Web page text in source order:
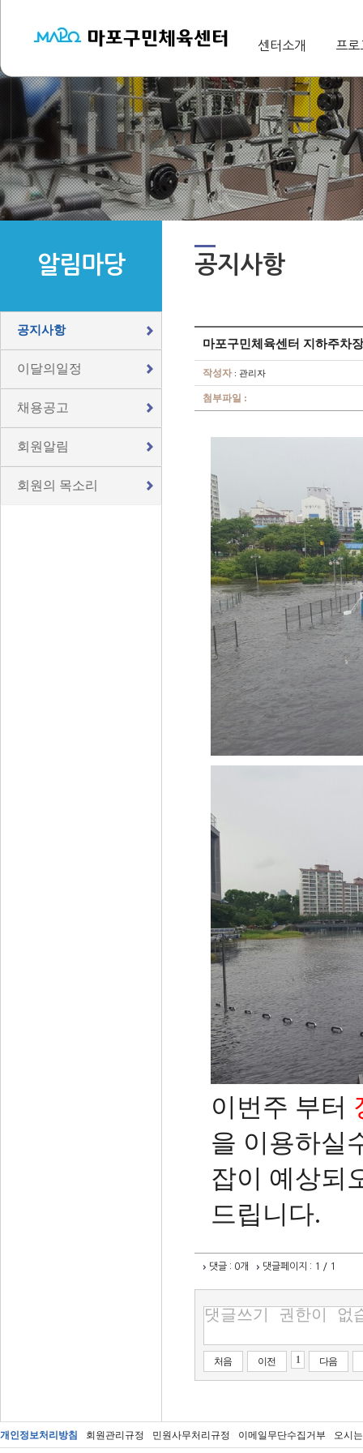
센터소개 프
알림마당
공지사항
이달의일정
채용공고
회원알림
회원의 목소리
공지사항
마포구민체육센터 지하주차
작성자 : 관리자
첨부파일 :
이번주 부터
을 이용하실
잡이 예상되
드립니다.
댓글 : 0개 댓글페이지 : 1 / 1
처음 이전 1 다음
개인정보처리방침 회원관리규정 민원사무처리규정 이메일무단수집거부 오시